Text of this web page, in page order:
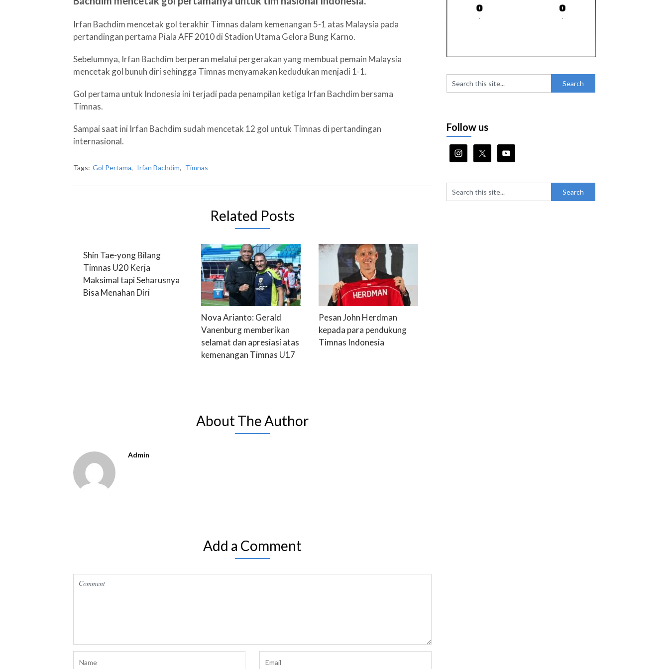
Irfan Bachdim mencetak gol terakhir Timnas dalam kemenangan 5-1 atas Malaysia pada
pertandingan pertama Piala AFF 2010 di Stadion Utama Gelora Bung Karno.
Sebelumnya, Irfan Bachdim berperan melalui pergerakan yang membuat pemain Malaysia
mencetak gol bunuh diri sehingga Timnas menyamakan kedudukan menjadi 1-1.
Gol pertama untuk Indonesia ini terjadi pada penampilan ketiga Irfan Bachdim bersama
Timnas.
Sampai saat ini Irfan Bachdim sudah mencetak 12 gol untuk Timnas di pertandingan
internasional.
Tags: Gol Pertama, Irfan Bachdim, Timnas
Related Posts
Shin Tae-yong Bilang
Timnas U20 Kerja
Maksimal tapi Seharusnya
Bisa Menahan Diri
Nova Arianto: Gerald
Vanenburg memberikan
selamat dan apresiasi atas
kemenangan Timnas U17
Pesan John Herdman
kepada para pendukung
Timnas Indonesia
About The Author
Admin
Add a Comment
Follow us